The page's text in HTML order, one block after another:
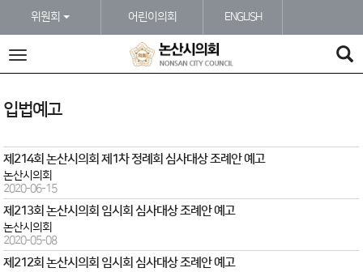
위원회
어린이의회 ENGLISH
전
입법예고
제214회 논산시의회 제1차 정례회 심사대상 조례안 예고
논산시의회
2020-06-15
제213회 논산시의회 임시회 심사대상 조례안 예고
논산시의회
2020-05-08
제212회 논산시의회 임시회 심사대상 조례안 예고